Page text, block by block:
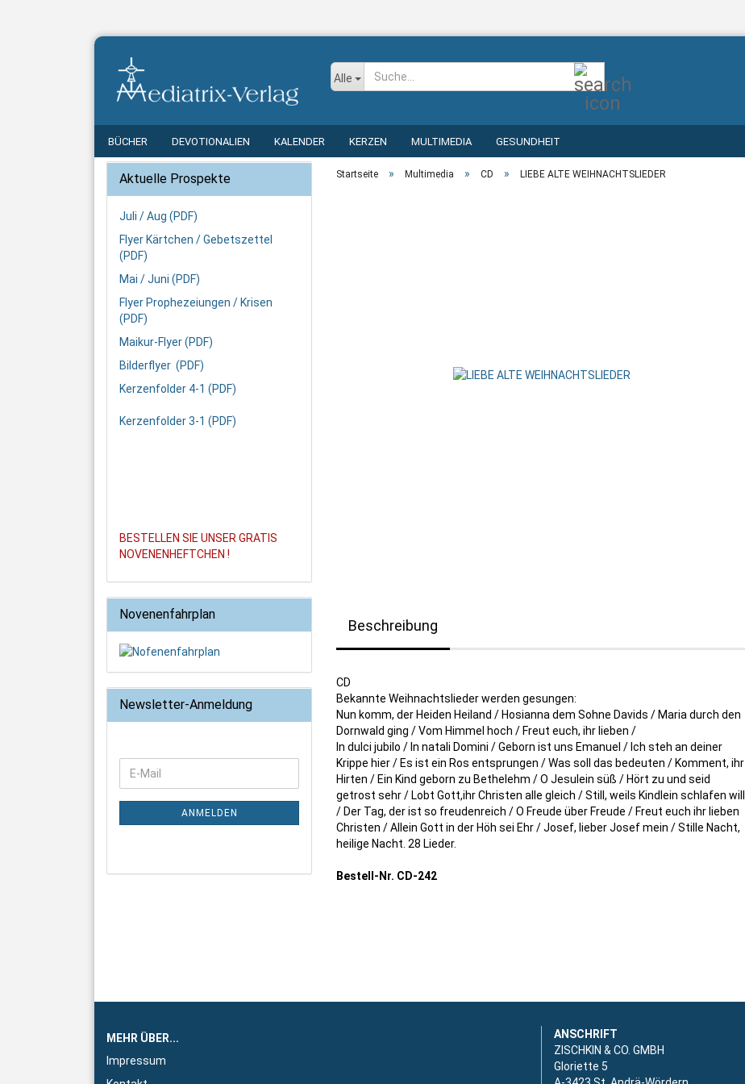
Alle
BÜCHER DEVOTIONALIEN KALENDER KERZEN MULTIMEDIA GESUNDHEIT
Startseite » Multimedia » CD » LIEBE ALTE WEIHNACHTSLIEDER
Beschreibung
CD
Bekannte Weihnachtslieder werden gesungen:
Nun komm, der Heiden Heiland / Hosianna dem Sohne Davids / Maria durch den
Dornwald ging / Vom Himmel hoch / Freut euch, ihr lieben /
In dulci jubilo / In natali Domini / Geborn ist uns Emanuel / Ich steh an deiner
Krippe hier / Es ist ein Ros entsprungen / Was soll das bedeuten / Komment, ihr
Hirten / Ein Kind geborn zu Bethelehm / O Jesulein süß / Hört zu und seid
getrost sehr / Lobt Gott,ihr Christen alle gleich / Still, weils Kindlein schlafen will
/ Der Tag, der ist so freudenreich / O Freude über Freude / Freut euch ihr lieben
Christen / Allein Gott in der Höh sei Ehr / Josef, lieber Josef mein / Stille Nacht,
heilige Nacht. 28 Lieder.
Bestell-Nr. CD-242
Aktuelle Prospekte
Juli / Aug (PDF)
Flyer Kärtchen / Gebetszettel
(PDF)
Mai / Juni (PDF)
Flyer Prophezeiungen / Krisen
(PDF)
Maikur-Flyer (PDF)
Bilderflyer (PDF)
Kerzenfolder 4-1 (PDF)
Kerzenfolder 3-1 (PDF)
BESTELLEN SIE UNSER GRATIS
NOVENENHEFTCHEN !
Novenenfahrplan
Newsletter-Anmeldung
ZUR
ANMELDUNG
E-
Mail
ANMELDEN
MEHR ÜBER...
Impressum
ANSCHRIFT
ZISCHKIN & CO. GMBH
Gloriette 5